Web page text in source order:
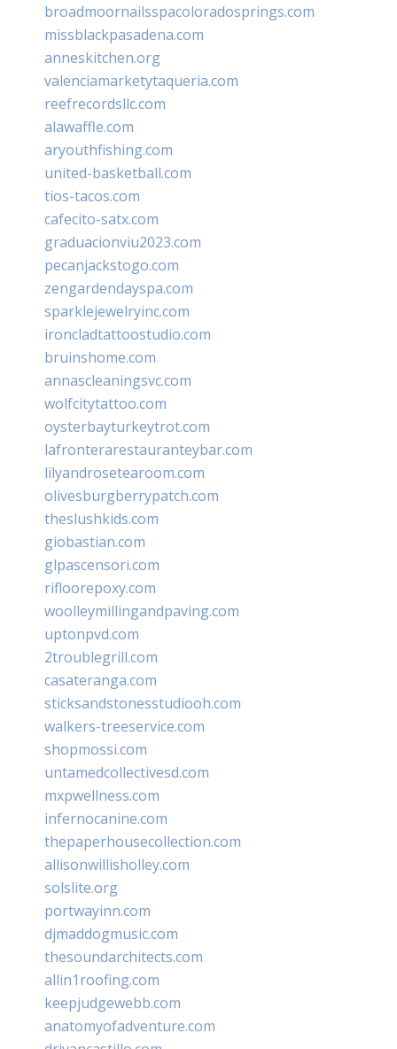
broadmoornailsspacoloradosprings.com
missblackpasadena.com
anneskitchen.org
valenciamarketytaqueria.com
reefrecordsllc.com
alawaffle.com
aryouthfishing.com
united-basketball.com
tios-tacos.com
cafecito-satx.com
graduacionviu2023.com
pecanjackstogo.com
zengardendayspa.com
sparklejewelryinc.com
ironcladtattoostudio.com
bruinshome.com
annascleaningsvc.com
wolfcitytattoo.com
oysterbayturkeytrot.com
lafronterarestauranteybar.com
lilyandrosetearoom.com
olivesburgberrypatch.com
theslushkids.com
giobastian.com
glpascensori.com
rifloorepoxy.com
woolleymillingandpaving.com
uptonpvd.com
2troublegrill.com
casateranga.com
sticksandstonesstudiooh.com
walkers-treeservice.com
shopmossi.com
untamedcollectivesd.com
mxpwellness.com
infernocanine.com
thepaperhousecollection.com
allisonwillisholley.com
solslite.org
portwayinn.com
djmaddogmusic.com
thesoundarchitects.com
allin1roofing.com
keepjudgewebb.com
anatomyofadventure.com